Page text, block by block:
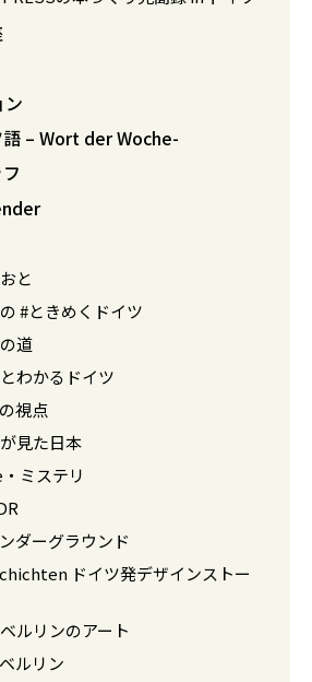
ン
– Wort der Woche-
と
#ときめくドイツ
道
わかるドイツ
視点
見た日本
ミステリ
ダーグラウンド
ドイツ発デザインストー
ルリンのアート
ルリン